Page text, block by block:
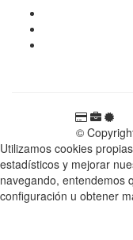
©
Utilizamos cookies
estadísticos y mejorar
navegando, entendemos
configuración u obtener